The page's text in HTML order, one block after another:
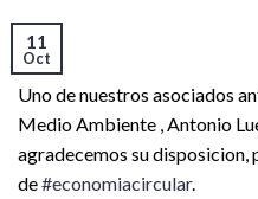
11
Oct
Uno de nuestros asociados
Medio Ambiente , Antonio
agradecemos su
de#economiacircular.